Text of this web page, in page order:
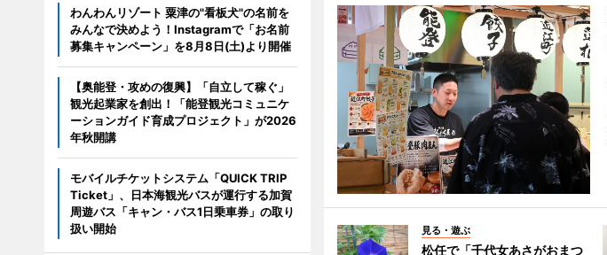
見る・遊ぶ
松任で「千代女あさがおまつ
わんわんリゾート 粟津の"看板犬"の名前を
みんなで決めよう！Instagramで「お名前
募集キャンペーン」を8月8日(土)より開催
【奥能登・攻めの復興】「自立して稼ぐ」
観光起業家を創出！「能登観光コミュニケ
ーションガイド育成プロジェクト」が2026
年秋開講
モバイルチケットシステム「QUICK TRIP
Ticket」、日本海観光バスが運行する加賀
周遊バス「キャン・バス1日乗車券」の取り
扱い開始